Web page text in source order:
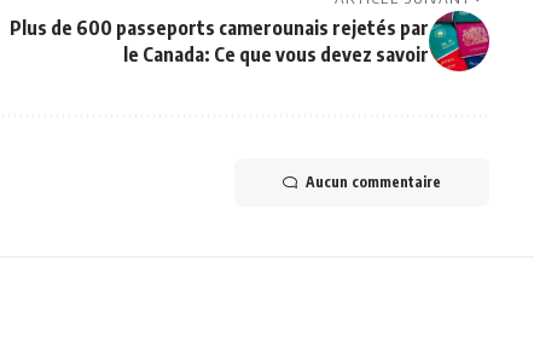
Plus de 600 passeports camerounais rejetés par
le Canada: Ce que vous devez savoir
Aucun commentaire